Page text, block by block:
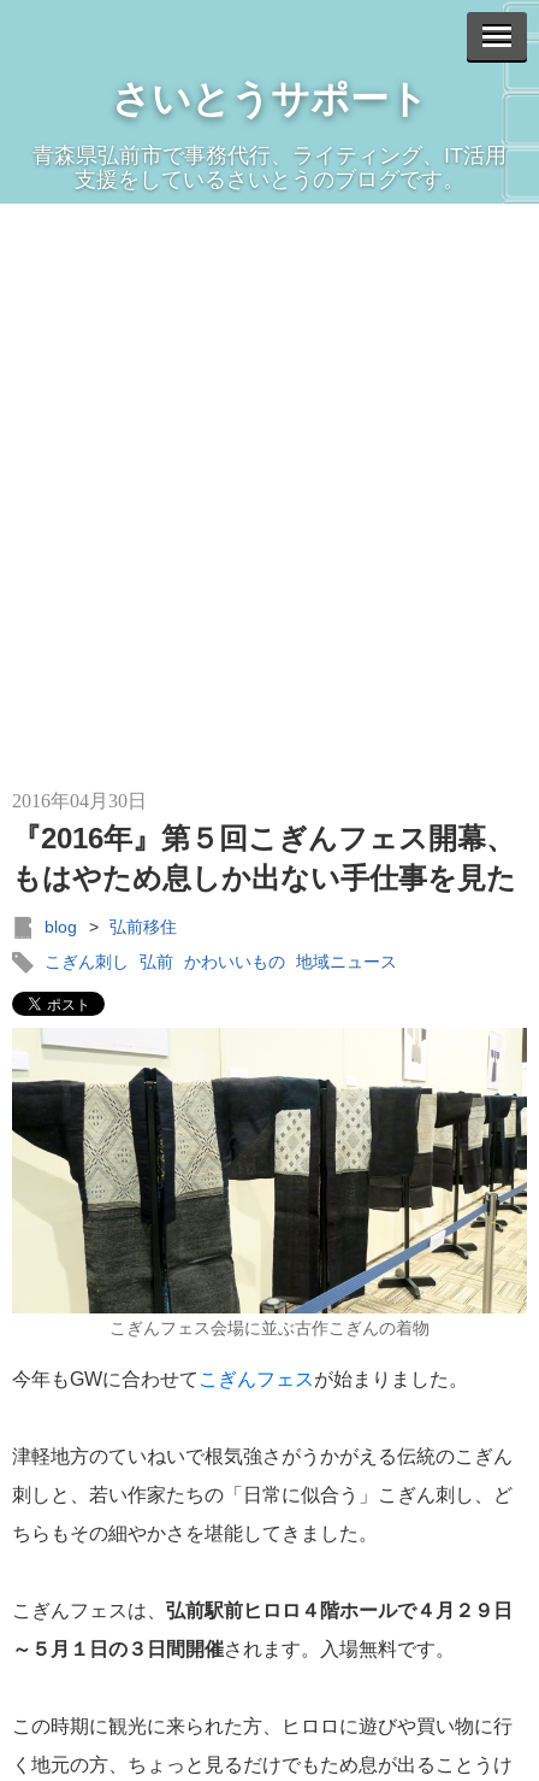
さいとうサポート
青森県弘前市で事務代行、ライティング、IT活用
支援をしているさいとうのブログです。
2016年04月30日
『2016年』第５回こぎんフェス開幕、
もはやため息しか出ない手仕事を見た
blog > 弘前移住
こぎん刺し
弘前 かわいいもの 地域ニュース
こぎんフェス会場に並ぶ古作こぎんの着物
今年もGWに合わせて こぎんフェスが始まりました。
津軽地方のていねいで根気強さがうかがえる伝統のこぎん
刺しと、若い作家たちの「日常に似合う」こぎん刺し、ど
ちらもその細やかさを堪能してきました。
こぎんフェスは、 弘前駅前ヒロロ４階ホールで４月２９日
～５月１日の３日間開催されます。入場無料です。
この時期に観光に来られた方、ヒロロに遊びや買い物に行
く地元の方、ちょっと見るだけでもため息が出ることうけ